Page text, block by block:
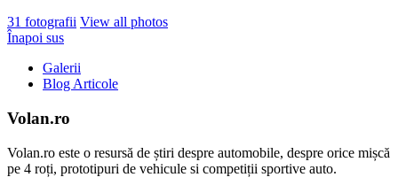
31 fotografii View all photos
Înapoi sus
Galerii
Blog Articole
Volan.ro
Volan.ro este o resursă de știri despre automobile, despre orice mișcă
pe 4 roți, prototipuri de vehicule si competiții sportive auto.